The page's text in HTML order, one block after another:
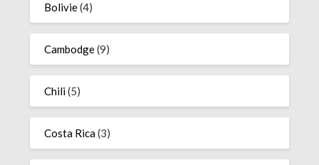
Bolivie(4)
Cambodge(9)
Chili(5)
Costa Rica(3)